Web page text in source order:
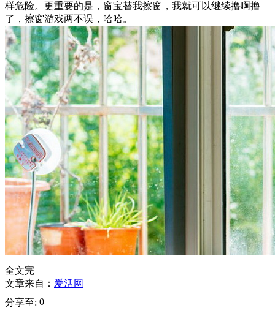
样危险。更重要的是，窗宝替我擦窗，我就可以继续撸啊撸
了，擦窗游戏两不误，哈哈。
全文完
文章来自： 爱活网
分享至: 0